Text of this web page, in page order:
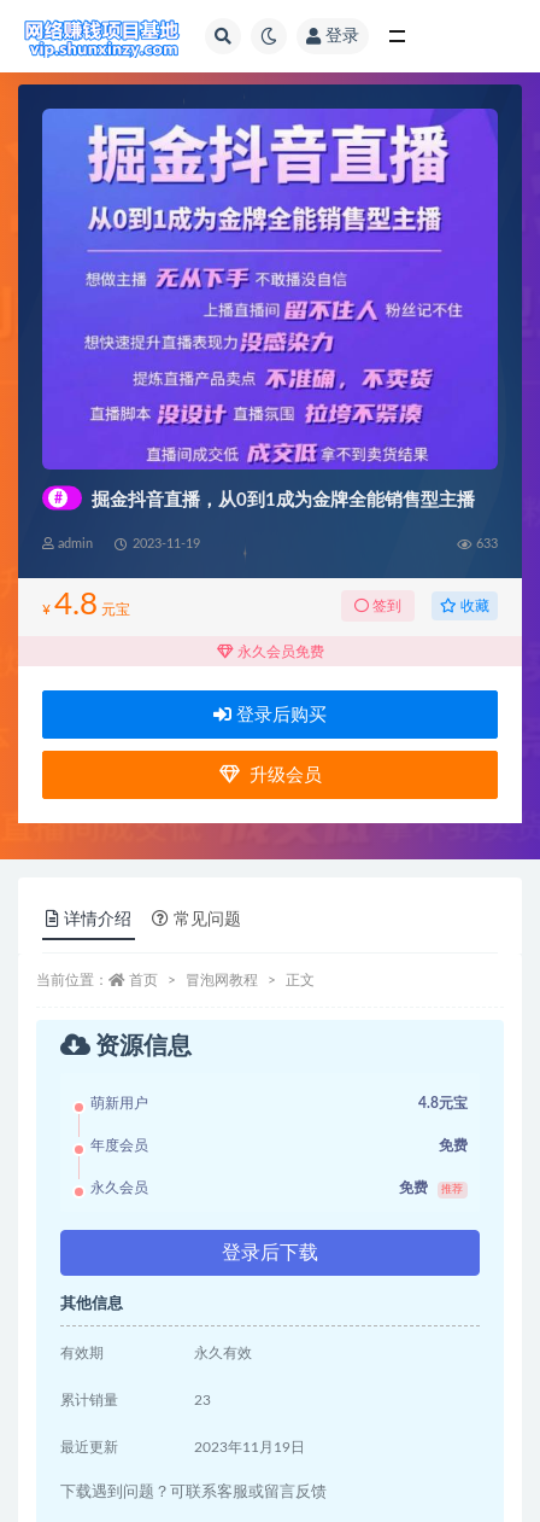
登录
# 掘金抖音直播，从0到1成为金牌全能销售型主播
admin 2023-11-19 633
¥ 4.8 元宝 签到 收藏
永久会员免费
登录后购买
升级会员
详情介绍 常见问题
当前位置： 首页 冒泡网教程 正文
资源信息
萌新用户 4.8元宝
年度会员 免费
永久会员 免费 推荐
登录后下载
其他信息
有效期 永久有效
累计销量 23
最近更新 2023年11月19日
下载遇到问题？可联系客服或留言反馈